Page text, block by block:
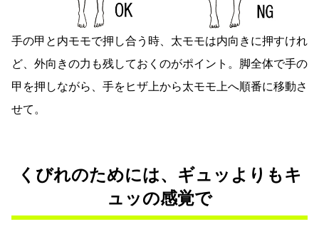
手の甲と内モモで押し合う時、太モモは内向きに押すけれ
ど、外向きの力も残しておくのがポイント。脚全体で手の
甲を押しながら、手をヒザ上から太モモ上へ順番に移動さ
せて。
くびれのためには、ギュッよりもキ
ュッの感覚で